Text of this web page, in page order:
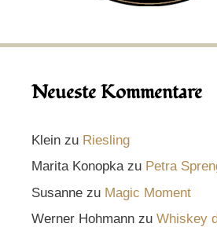
Neueste Kommentare
Klein zu Riesling
Marita Konopkazu Petra
Susanne zu Magic Moment
Werner Hohmann zu Whiskey